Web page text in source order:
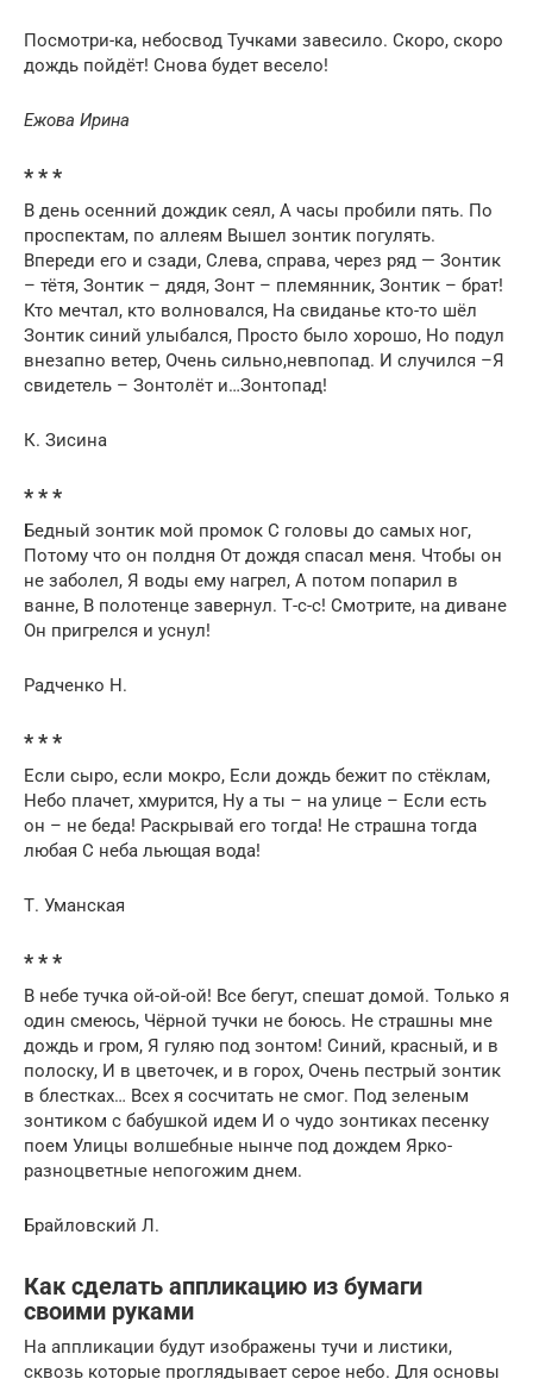
Посмотри-ка, небосвод Тучками завесило. Скоро, скоро
дождь пойдёт! Снова будет весело!
Ежова Ирина
* * *
В день осенний дождик сеял, А часы пробили пять. По
проспектам, по аллеям Вышел зонтик погулять.
Впереди его и сзади, Слева, справа, через ряд — Зонтик
– тётя, Зонтик – дядя, Зонт – племянник, Зонтик – брат!
Кто мечтал, кто волновался, На свиданье кто-то шёл
Зонтик синий улыбался, Просто было хорошо, Но подул
внезапно ветер, Очень сильно,невпопад. И случился –Я
свидетель – Зонтолёт и…Зонтопад!
К. Зисина
* * *
Бедный зонтик мой промок С головы до самых ног,
Потому что он полдня От дождя спасал меня. Чтобы он
не заболел, Я воды ему нагрел, А потом попарил в
ванне, В полотенце завернул. Т-с-с! Смотрите, на диване
Он пригрелся и уснул!
Радченко Н.
* * *
Если сыро, если мокро, Если дождь бежит по стёклам,
Небо плачет, хмурится, Ну а ты – на улице – Если есть
он – не беда! Раскрывай его тогда! Не страшна тогда
любая С неба льющая вода!
Т. Уманская
* * *
В небе тучка ой-ой-ой! Все бегут, спешат домой. Только я
один смеюсь, Чёрной тучки не боюсь. Не страшны мне
дождь и гром, Я гуляю под зонтом! Синий, красный, и в
полоску, И в цветочек, и в горох, Очень пестрый зонтик
в блестках… Всех я сосчитать не смог. Под зеленым
зонтиком с бабушкой идем И о чудо зонтиках песенку
поем Улицы волшебные нынче под дождем Ярко-
разноцветные непогожим днем.
Брайловский Л.
Как сделать аппликацию из бумаги
своими руками
На аппликации будут изображены тучи и листики,
сквозь которые проглядывает серое небо. Для основы